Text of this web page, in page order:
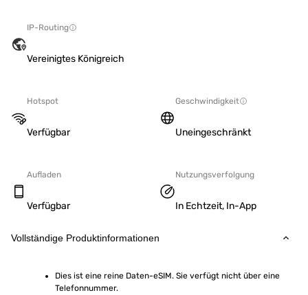
IP-Routing
Vereinigtes Königreich
Hotspot
Verfügbar
Geschwindigkeit
Uneingeschränkt
Aufladen
Verfügbar
Nutzungsverfolgung
In Echtzeit, In-App
Vollständige Produktinformationen
Dies ist eine reine Daten-eSIM. Sie verfügt nicht über eine
Telefonnummer.